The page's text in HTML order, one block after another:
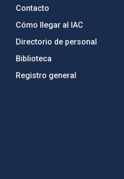
Contacto
Cómo llegar al IAC
Directorio de personal
Biblioteca
Registro general